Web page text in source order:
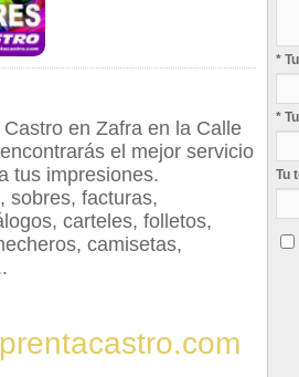
en Zafra en la Calle
el mejor servicio
tus impresiones.
sobres, facturas,
carteles, folletos,
camisetas,
*
*
Tu